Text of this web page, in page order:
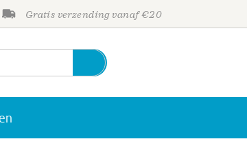
Gratis verzending vanaf €20
Personen